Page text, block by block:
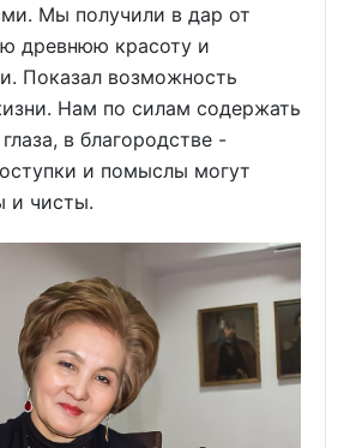
Мы получили в дар от
древнюю красоту и
Показал возможность
Нам по силам содержать
в благородстве -
и помыслы могут
и чисты.